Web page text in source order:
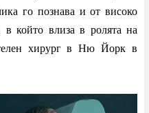
го познава и от високо
в който влиза в ролята на
хирург в Ню Йорк в